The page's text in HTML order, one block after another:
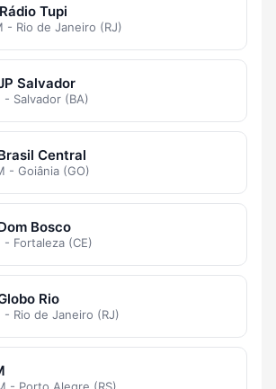
Tupi
- Rio de Janeiro (RJ)
Salvador
- Salvador (BA)
Central
- Goiânia (GO)
Bosco
- Fortaleza (CE)
Rio
- Rio de Janeiro (RJ)